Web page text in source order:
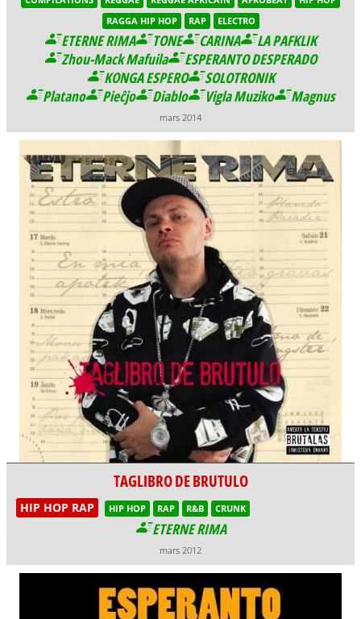
RAGGA HIP HOP
RAP ELECTRO
ETERNE RIMA TONE CARINA
LA PAFKLIK
Zhou-Mack Mafuila
ESPERANTO DESPERADO
KONGA ESPERO
SOLOTRONIK
Platano
Pieĉjo Diablo Vigla Muziko Magnus
mars 2014
TAGLIBRO DE BRUTULO
HIP HOP RAP HIP HOP RAP R&B CRUNK
ETERNE RIMA
mars 2012